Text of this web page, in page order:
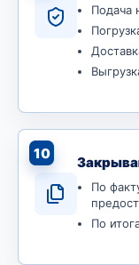
Подача
10
По
По